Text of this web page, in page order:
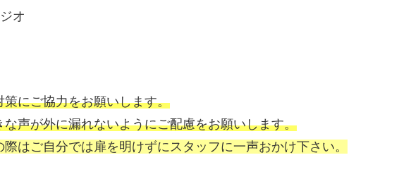
オ
にご協力をお願いします。
声が外に漏れないようにご配慮をお願いします。
はご自分では扉を明けずにスタッフに一声おかけ下さい。